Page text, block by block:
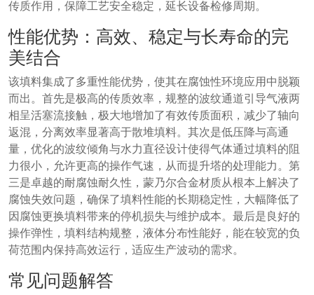
传质作用，保障工艺安全稳定，延长设备检修周期。
性能优势：高效、稳定与长寿命的完
美结合
该填料集成了多重性能优势，使其在腐蚀性环境应用中脱颖
而出。首先是极高的传质效率，规整的波纹通道引导气液两
相呈活塞流接触，极大地增加了有效传质面积，减少了轴向
返混，分离效率显著高于散堆填料。其次是低压降与高通
量，优化的波纹倾角与水力直径设计使得气体通过填料的阻
力很小，允许更高的操作气速，从而提升塔的处理能力。第
三是卓越的耐腐蚀耐久性，蒙乃尔合金材质从根本上解决了
腐蚀失效问题，确保了填料性能的长期稳定性，大幅降低了
因腐蚀更换填料带来的停机损失与维护成本。最后是良好的
操作弹性，填料结构规整，液体分布性能好，能在较宽的负
荷范围内保持高效运行，适应生产波动的需求。
常见问题解答